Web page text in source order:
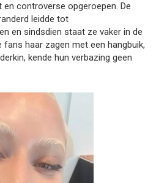
controverse opgeroepen. De
leidde tot
en sindsdien staat ze vaker in de
haar zagen met een hangbuik,
kende hun verbazing geen